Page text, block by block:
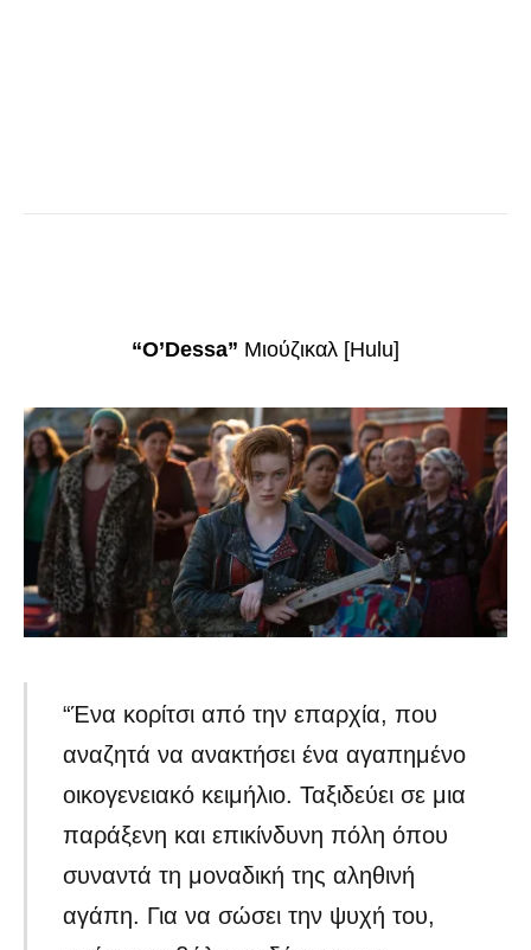
“O’Dessa” Μιούζικαλ [Hulu]
“Ένα κορίτσι από την επαρχία, που
αναζητά να ανακτήσει ένα αγαπημένο
οικογενειακό κειμήλιο. Ταξιδεύει σε μια
παράξενη και επικίνδυνη πόλη όπου
συναντά τη μοναδική της αληθινή
αγάπη. Για να σώσει την ψυχή του,